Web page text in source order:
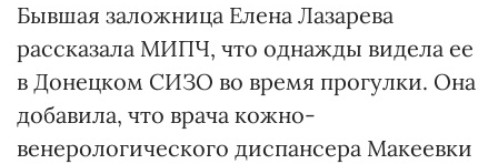
Бывшая заложница Елена Лазарева
рассказала МИПЧ, что однажды видела ее
в Донецком СИЗО во время прогулки. Она
добавила, что врача кожно-
венерологического диспансера Макеевки